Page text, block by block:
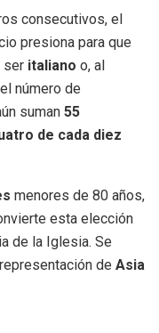
consecutivos, el
presiona para que
ser italiano o, al
número de
suman 55
de cada diez
menores de 80 años,
esta elección
de la Iglesia. Se
de Asia